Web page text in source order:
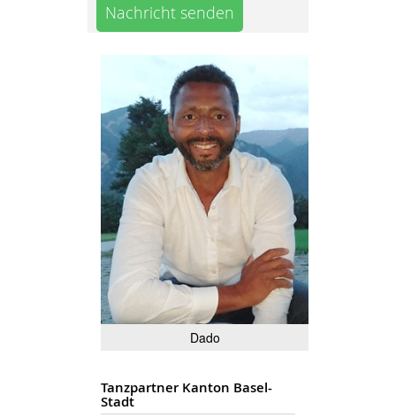
Nachricht senden
Dado
Tanzpartner Kanton Basel-
Stadt